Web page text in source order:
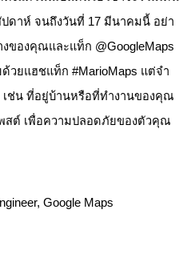
ดาห์ จนถึงวันที่ 17 มีนาคมนี้ อย่า
ของคุณและแท็ก @GoogleMaps
วยแฮชแท็ก #MarioMaps แต่จำ
เช่น ที่อยู่บ้านหรือที่ทำงานของคุณ
สต์ เพื่อความปลอดภัยของตัวคุณ
Google Maps